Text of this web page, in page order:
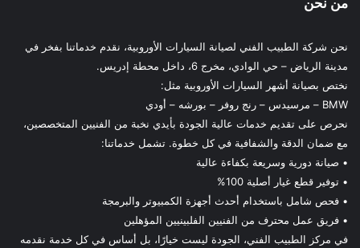
من نحن
نحن شركة الطبيب الفني لصيانة السيارات الأوروبية، نقدم خدماتنا بفخر في
مدينة الرياض – حي الوادي، مخرج 6، داخل محطة إدريس.
نختص بصيانة أشهر السيارات الأوروبية مثل:
BMW – مرسيدس – رنج روفر – بورشه – أودي
نحرص على تقديم خدمات عالية الجودة بأيدي نخبة من الفنيين المتخصصين،
مع ضمان الدقة والشفافية في كل خطوة. تشمل خدماتنا:
• صيانة دورية وسريعة بكفاءة عالية
• توفير قطع غيار أصلية 100%
• فحص شامل باستخدام أحدث أجهزة الكمبيوتر والبرمجة
• فريق عمل محترف من الفنيين الفلبينيين المؤهلين
في مركز الطبيب الفني، الجودة ليست خيارًا، بل أساس في كل خدمة نقدمه